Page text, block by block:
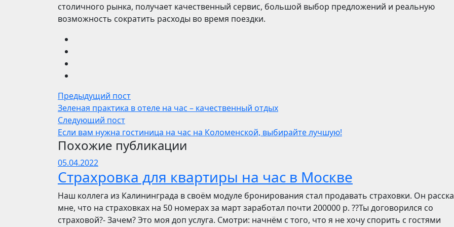
столичного рынка, получает качественный сервис, большой выбор предложений и реальную
возможность сократить расходы во время поездки.
Предыдущий пост
Зеленая практика в отеле на час – качественный отдых
Следующий пост
Если вам нужна гостиница на час на Коломенской, выбирайте лучшую!
Похожие публикации
05.04.2022
Страхровка для квартиры на час в Москве
Наш коллега из Калининграда в своём модуле бронирования стал продавать страховки. Он
мне, что на страховках на 50 номерах за март заработал почти 200000 р. ??Ты договорился со
страховой?- Зачем? Это моя доп услуга. Смотри: начнём с того, что я не хочу спорить с гостями